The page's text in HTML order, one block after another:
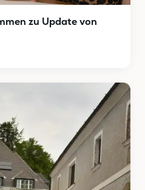
zu Update von